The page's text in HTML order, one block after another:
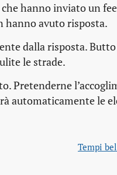
hanno inviato un
hanno avuto risposta.
dalla risposta.
le strade.
Pretenderne
automaticamente le
Tempi